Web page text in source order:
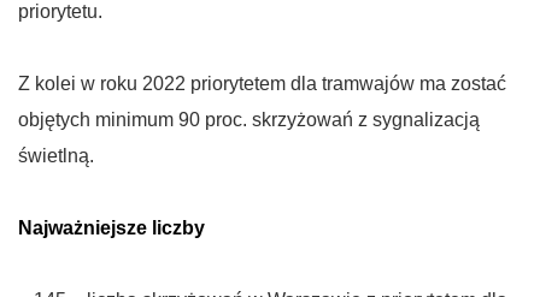
priorytetu.
Z kolei w roku 2022 priorytetem dla tramwajów ma zostać
objętych minimum 90 proc. skrzyżowań z sygnalizacją
świetlną.
Najważniejsze liczby